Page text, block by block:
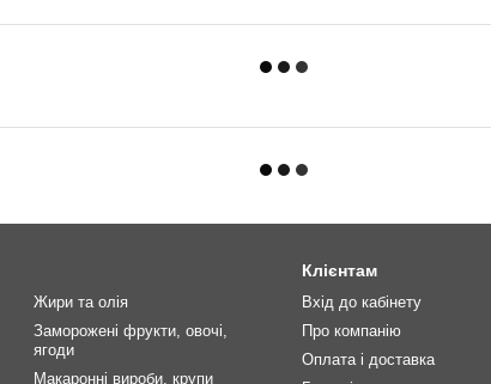
Жири та олія
Заморожені фрукти, овочі,
ягоди
Макаронні вироби, крупи
Клієнтам
Вхід до кабінету
Про компанію
Оплата і доставка